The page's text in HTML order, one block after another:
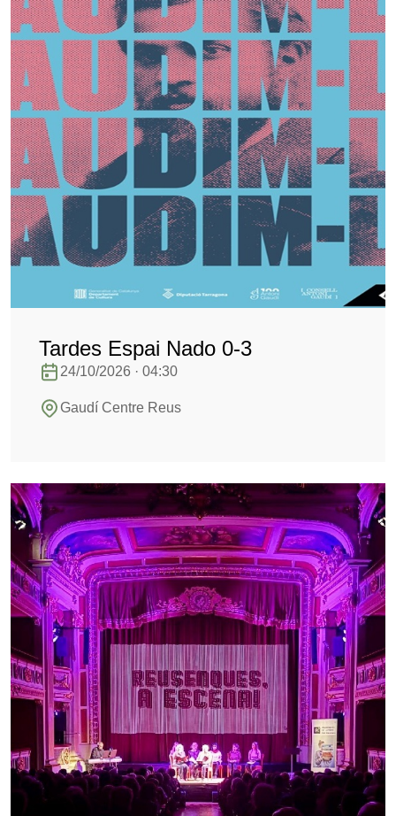
Tardes Espai Nado 0-3
24/10/2026 · 04:30
Gaudí Centre Reus